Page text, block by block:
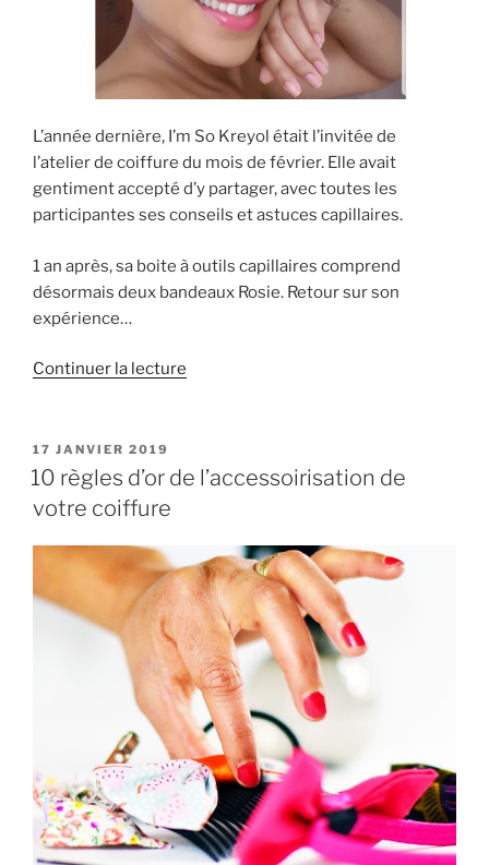
L’année dernière, I’m So Kreyol était l’invitée de
l’atelier de coiffure du mois de février. Elle avait
gentiment accepté d’y partager, avec toutes les
participantes ses conseils et astuces capillaires.
1 an après, sa boite à outils capillaires comprend
désormais deux bandeaux Rosie. Retour sur son
expérience…
Continuer la lecture
et
Soleyla »
PUBLIÉ
LE
17 JANVIER 2019
10 règles d’or de l’accessoirisation de
votre coiffure